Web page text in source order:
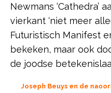
Newmans ‘Cathedra’
vierkant ‘niet meer
Futuristisch Manifest
bekeken, maar ook
de joodse
Joseph Beuys en de